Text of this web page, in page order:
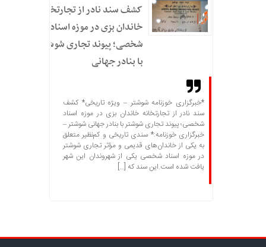
کشف سند نادر از تجارتخانه
خاندان بزی در موزه اسناد
شخصی؛ پیوند تجاری شوشتر
با بنادر جهانی
*خبرگزاری خوزنامه شوشتر – ویژه تاریخی* کشف
سند نادر از تجارتخانه خاندان بزی در موزه اسناد
شخصی؛ پیوند تجاری شوشتر با بنادر جهانی شوشتر –
خبرگزاری خوزنامه:* سندی تاریخی و کم‌نظیر متعلق
به یکی از خاندان‌های قدیمی و مؤثر تجاری شوشتر
در موزه اسناد شخصی یکی از شهروندان این شهر
یافت شده است.این سند که […]